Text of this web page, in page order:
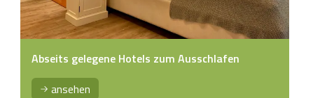
Abseits gelegene Hotels zum Ausschlafen
ansehen